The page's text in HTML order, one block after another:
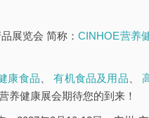
展览会 简称：CINHOE营养
康食品 、有机食品及用品 、
养健康展会期待您的到来！